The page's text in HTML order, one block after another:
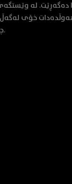
لە
هەوڵدەدات خۆی
چەندین سەرکێشی و کێشە دەبێتەوە.